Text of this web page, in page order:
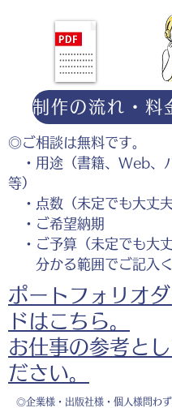
◎ご相談は無料です。
・用途（書籍、Web、
等）
・点数（未定でも大丈夫
・ご希望納期
・ご予算（未定でも大丈
分かる範囲でご記入く
ポートフォリオ
ドはこちら。
お仕事の参考と
ださい。
◎企業様・出版社様・個人様問わ